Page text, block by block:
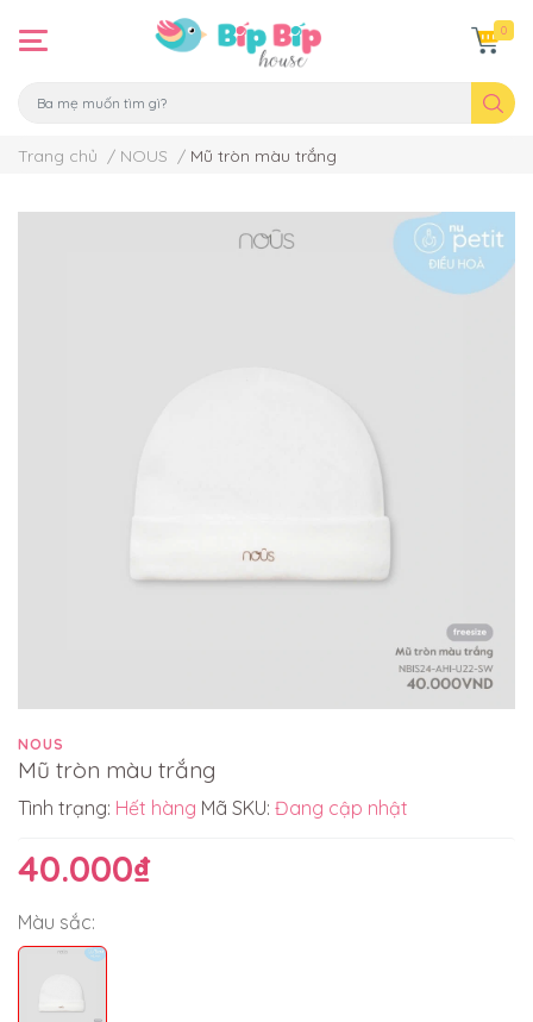
0
Trang chủ / NOUS / Mũ tròn màu trắng
NOUS
Mũ tròn màu trắng
Tình trạng: Hết hàng Mã SKU: Đang cập nhật
40.000₫
Màu sắc: